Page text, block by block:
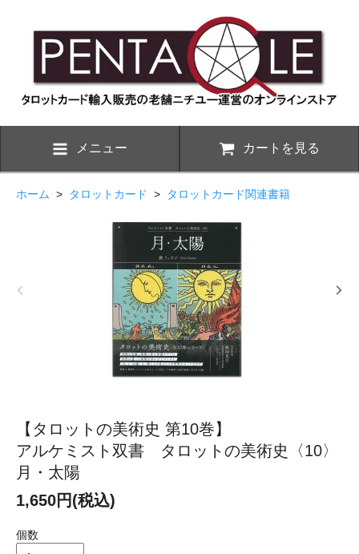
メニュー カートを見る
ホーム > タロットカード > タロットカード関連書籍
【タロットの美術史 第10巻】
アルケミスト双書 タロットの美術史〈10〉
月・太陽
1,650円(税込)
個数